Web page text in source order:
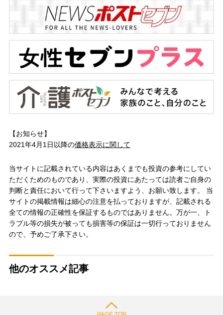
【お知らせ】
2021年4月1日以降の価格表示に関して
当サイトに記載されている内容はあくまでも投資の参考にしてい
ただくためのものであり、実際の投資にあたっては読者ご自身の
判断と責任において行って下さいますよう、お願い致します。 当
サイトの掲載情報は細心の注意を払っておりますが、記載される
全ての情報の正確性を保証するものではありません。万が一、ト
ラブル等の損失が被っても損害等の保証は一切行っておりません
ので、予めご了承下さい。
他のオススメ記事